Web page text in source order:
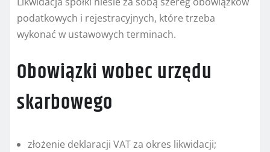
podatkowych i rejestracyjnych, które trzeba
wykonać w ustawowych terminach.
Obowiązki wobec urzędu
skarbowego
złożenie deklaracji VAT za okres likwidacji;